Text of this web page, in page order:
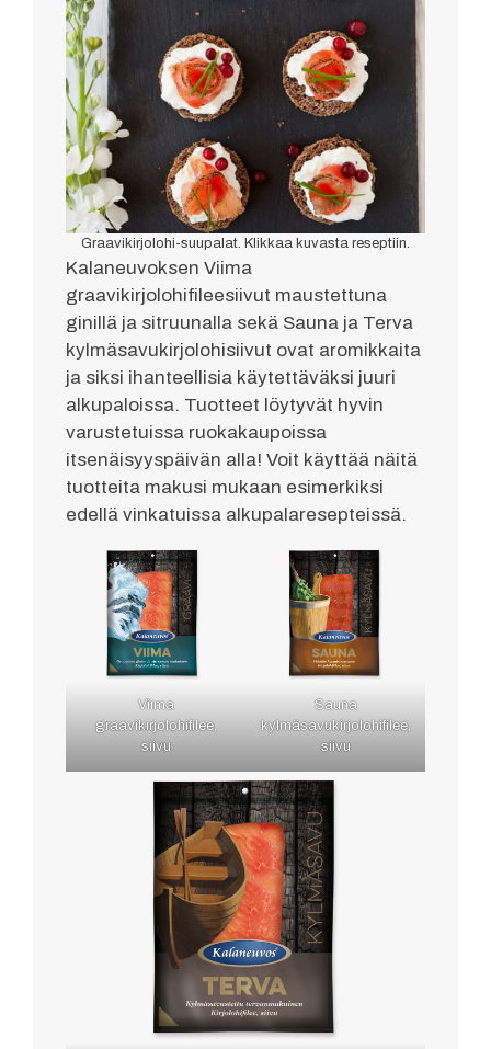
Graavikirjolohi-suupalat. Klikkaa kuvasta reseptiin.
Kalaneuvoksen Viima
graavikirjolohifileesiivut maustettuna
ginillä ja sitruunalla sekä Sauna ja Terva
kylmäsavukirjolohisiivut ovat aromikkaita
ja siksi ihanteellisia käytettäväksi juuri
alkupaloissa. Tuotteet löytyvät hyvin
varustetuissa ruokakaupoissa
itsenäisyyspäivän alla! Voit käyttää näitä
tuotteita makusi mukaan esimerkiksi
edellä vinkatuissa alkupalaresepteissä.
Viima
graavikirjolohifilee,
siivu
Sauna
kylmäsavukirjolohifilee,
siivu